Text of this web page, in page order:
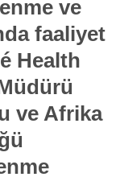
ve
faaliyet
Health
ve Afrika